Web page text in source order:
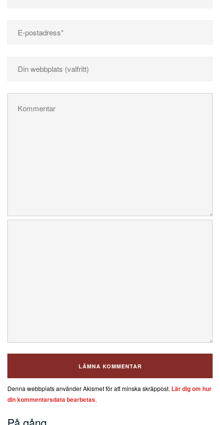
Denna webbplats använder Akismet för att minska skräppost. Lär dig om hur
din kommentarsdata bearbetas.